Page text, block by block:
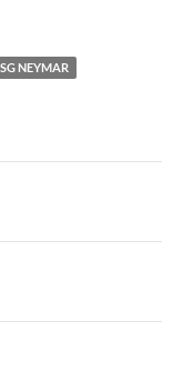
NEYMAR